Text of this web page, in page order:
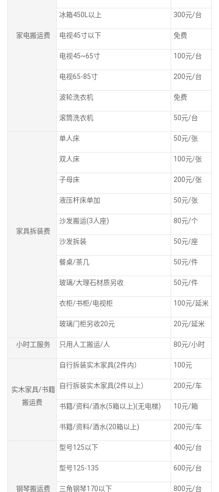
家电搬运费
冰箱450L以上 300元/台
电视45寸以下 免费
电视45~65寸 100元/台
电视65-85寸 200元/台
波轮洗衣机 免费
滚筒洗衣机 50元/台
家具拆装费
单人床 50元/张
双人床 100元/张
子母床 200元/张
液压杆床单加 50元/张
沙发搬运(3人座) 80元/个
沙发拆装 50元/座
餐桌/茶几 50元/件
玻璃/大理石材质另收 50元/件
衣柜/书柜/电视柜 100元/延米
玻璃门柜另收20元 20元/延米
小时工服务 只用人工搬运/人 80元/小时
实木家具/书籍
搬运费
自行拆装实木家具(2件内） 100元
自行拆装实木家具(2件以上） 200元/车
书籍/资料/酒水(5箱以上)(无电梯) 10元/箱
书籍/资料/酒水(20箱以上) 200元/车
钢琴搬运费
型号125以下 400元/台
型号125-135 600元/台
三角钢琴170以下 800元/台